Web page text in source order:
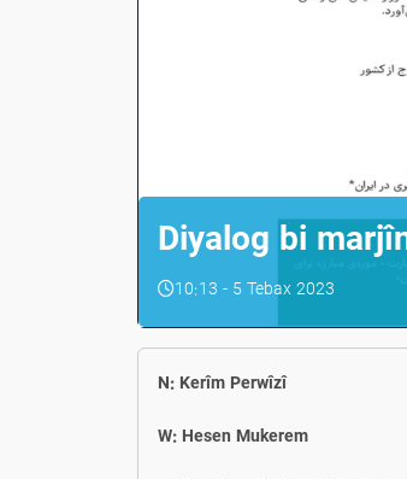
Diyalog bi
10:13 - 5 Tebax 2023
N: Kerîm Perwîzî
W: Hesen Mukerem